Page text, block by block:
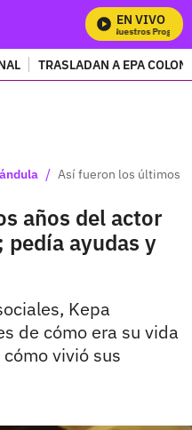
EN VIVO
Mira Todos Nuestros Programas
TRASLADAN A EPA
/ Así fueron los últimos
años del actor
pedía ayudas y
Kepa
de cómo era su vida
vivió sus